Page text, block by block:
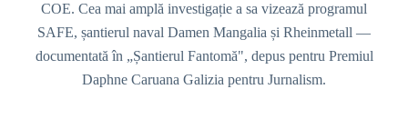
COE. Cea mai amplă investigație a sa vizează programul
SAFE, șantierul naval Damen Mangalia și Rheinmetall —
documentată în „Șantierul Fantomă", depus pentru Premiul
Daphne Caruana Galizia pentru Jurnalism.